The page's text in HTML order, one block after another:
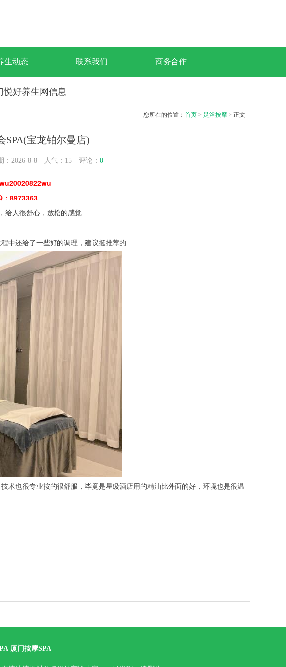
生动态 联系我们 商务合作
好养生网信息
您所在的位置： 首页 > 足浴按摩 > 正文
SPA(宝龙铂尔曼店)
2026-8-8 人气： 15 评论： 0
：8973363
人很舒心，放松的感觉
中还给了一些好的调理，建议挺推荐的
也很专业按的很舒服，毕竟是星级酒店用的精油比外面的好，环境也是很温
厦门按摩SPA